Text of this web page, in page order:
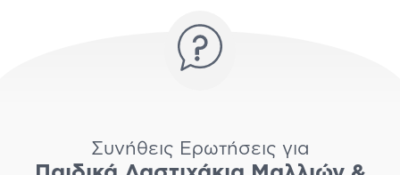
Συνήθεις Ερωτήσεις για